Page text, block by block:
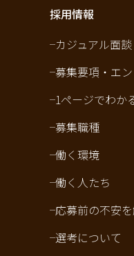
採用情報
カジュアル面談
募集要項・エ
1ページでわか
募集職種
働く環境
働く人たち
応募前の不安
選考について